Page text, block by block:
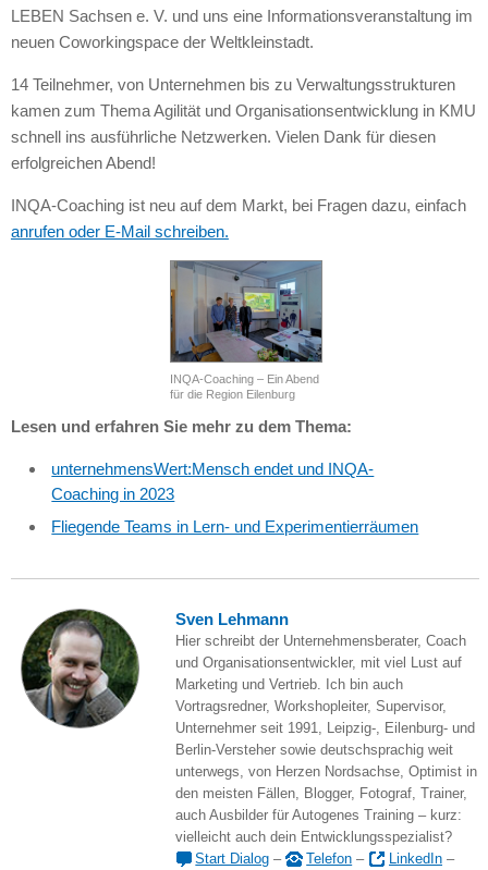
LEBEN Sachsen e. V. und uns eine Informationsveranstaltung im
neuen Coworkingspace der Weltkleinstadt.
14 Teilnehmer, von Unternehmen bis zu Verwaltungsstrukturen
kamen zum Thema Agilität und Organisationsentwicklung in KMU
schnell ins ausführliche Netzwerken. Vielen Dank für diesen
erfolgreichen Abend!
INQA-Coaching ist neu auf dem Markt, bei Fragen dazu, einfach
anrufen oder E-Mail schreiben.
INQA-Coaching – Ein Abend
für die Region Eilenburg
Lesen und erfahren Sie mehr zu dem Thema:
unternehmensWert:Mensch endet und INQA-
Coaching in 2023
Fliegende Teams in Lern- und Experimentierräumen
Sven Lehmann
Hier schreibt der Unternehmensberater, Coach
und Organisationsentwickler, mit viel Lust auf
Marketing und Vertrieb. Ich bin auch
Vortragsredner, Workshopleiter, Supervisor,
Unternehmer seit 1991, Leipzig-, Eilenburg- und
Berlin-Versteher sowie deutschsprachig weit
unterwegs, von Herzen Nordsachse, Optimist in
den meisten Fällen, Blogger, Fotograf, Trainer,
auch Ausbilder für Autogenes Training – kurz:
vielleicht auch dein Entwicklungsspezialist?
Start Dialog – Telefon – LinkedIn –